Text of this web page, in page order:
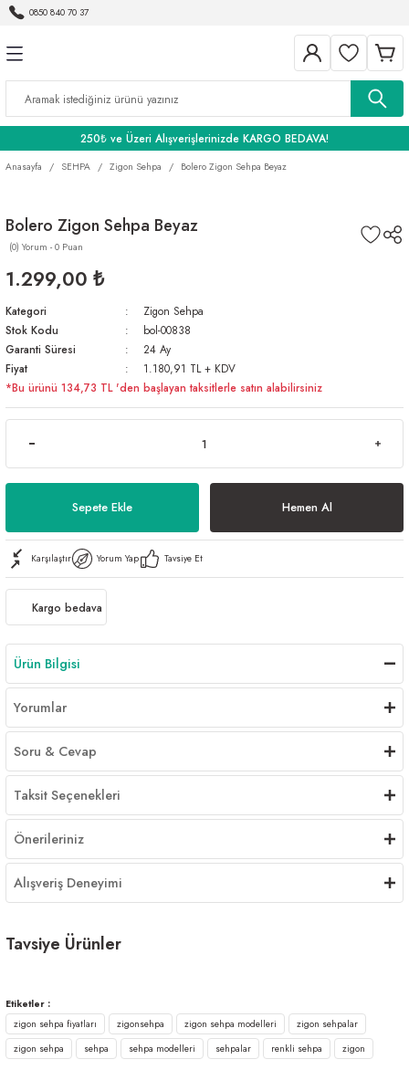
0850 840 70 37
250₺ ve Üzeri Alışverişlerinizde KARGO BEDAVA!
Anasayfa SEHPA Zigon Sehpa Bolero Zigon Sehpa Beyaz
Bolero Zigon Sehpa Beyaz
(0) Yorum - 0 Puan
1.299,00 ₺
Kategori
Zigon Sehpa
Stok Kodu
bol-00838
Garanti Süresi
24 Ay
Fiyat
1.180,91 TL + KDV
*Bu ürünü 134,73 TL 'den başlayan taksitlerle satın alabilirsiniz
Sepete Ekle Hemen Al
Karşılaştır Yorum Yap Tavsiye Et
Kargo bedava
Ürün Bilgisi
Yorumlar
Soru & Cevap
Taksit Seçenekleri
Önerileriniz
Alışveriş Deneyimi
Tavsiye Ürünler
1.299,00 ₺ 1.299,00 ₺
Etiketler :
zigon sehpa fiyatları
zigonsehpa zigon sehpa modelleri
zigon sehpalar
zigon sehpa
sehpa sehpa modelleri sehpalar renkli sehpa zigon